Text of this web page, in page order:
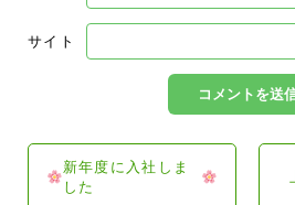
サイト
新年度に入社しま
した